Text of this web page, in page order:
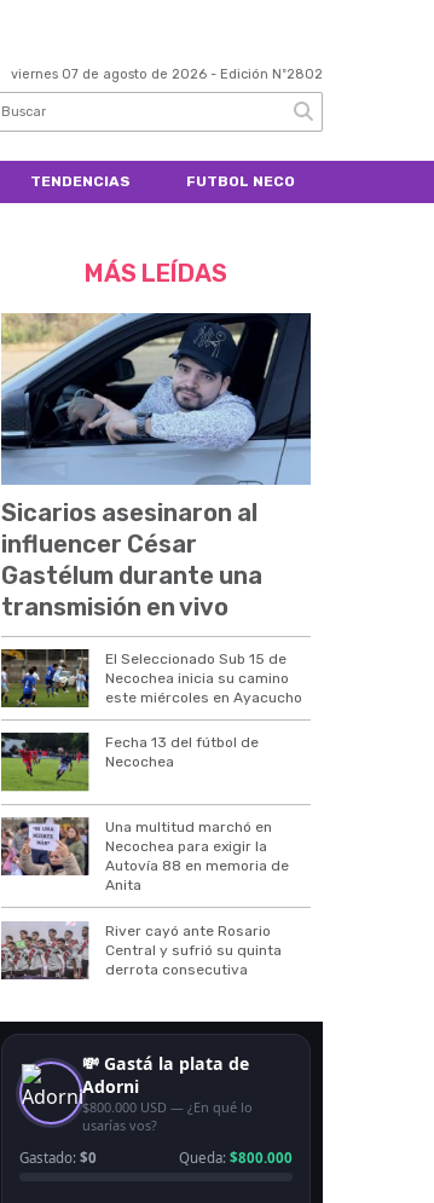
viernes 07 de agosto de 2026 - Edición Nº2802
TENDENCIAS FUTBOL NECO
MÁS LEÍDAS
Sicarios asesinaron al
influencer César
Gastélum durante una
transmisión en vivo
El Seleccionado Sub 15 de
Necochea inicia su camino
este miércoles en Ayacucho
Fecha 13 del fútbol de
Necochea
Una multitud marchó en
Necochea para exigir la
Autovía 88 en memoria de
Anita
River cayó ante Rosario
Central y sufrió su quinta
derrota consecutiva